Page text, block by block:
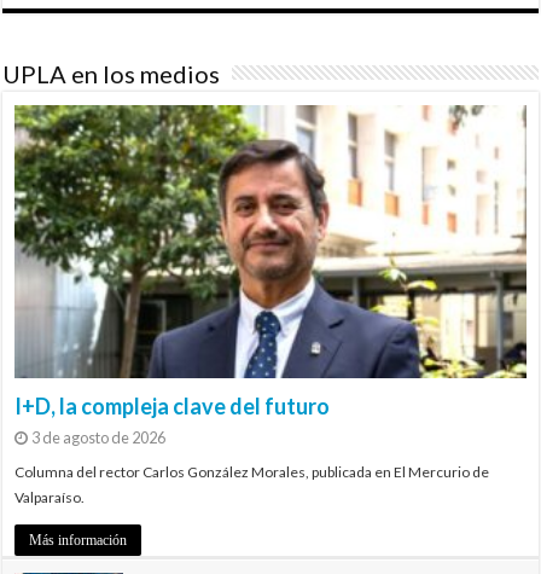
UPLA en los medios
I+D, la compleja clave del futuro
3 de agosto de 2026
Columna del rector Carlos González Morales, publicada en El Mercurio de
Valparaíso.
Más información